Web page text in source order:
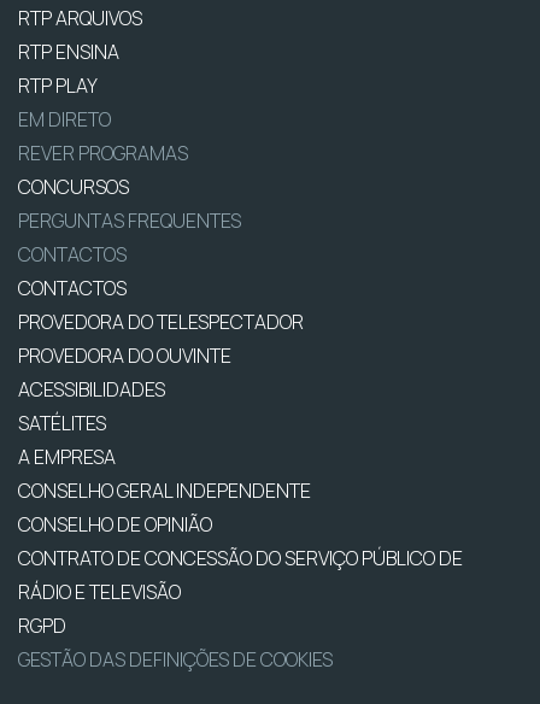
RTP ARQUIVOS
RTP ENSINA
RTP PLAY
EM DIRETO
REVER PROGRAMAS
CONCURSOS
PERGUNTAS FREQUENTES
CONTACTOS
CONTACTOS
PROVEDORA DO TELESPECTADOR
PROVEDORA DO OUVINTE
ACESSIBILIDADES
SATÉLITES
A EMPRESA
CONSELHO GERAL INDEPENDENTE
CONSELHO DE OPINIÃO
CONTRATO DE CONCESSÃO DO SERVIÇO PÚBLICO DE
RÁDIO E TELEVISÃO
RGPD
GESTÃO DAS DEFINIÇÕES DE COOKIES